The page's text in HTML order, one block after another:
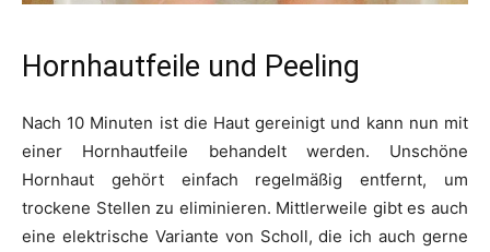
Hornhautfeile und Peeling
Nach 10 Minuten ist die Haut gereinigt und kann nun mit
einer Hornhautfeile behandelt werden. Unschöne
Hornhaut gehört einfach regelmäßig entfernt, um
trockene Stellen zu eliminieren. Mittlerweile gibt es auch
eine elektrische Variante von Scholl, die ich auch gerne